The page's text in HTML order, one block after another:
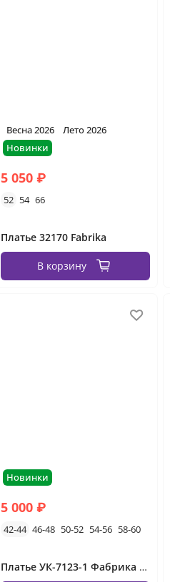
Весна 2026
Лето 2026
Новинки
5 050 ₽
52 54 66
Платье 32170 Fabrika
В корзину
Новинки
5 000 ₽
42-44 46-48 50-52 54-56 58-60
Платье УК-7123-1 Фабрика Моды